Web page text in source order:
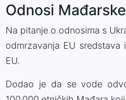
Odnosi
Na pitanje o odnosima s
odmrzavanja EU
EU.
Dodao je da se vode